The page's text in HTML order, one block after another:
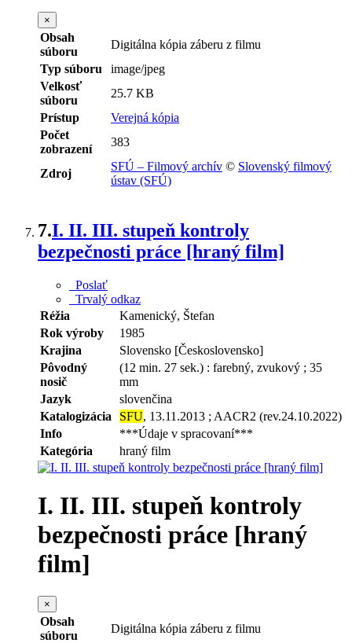
×
Obsah
súboru
Digitálna kópia záberu z filmu
Typ súboru
image/jpeg
Velkosť
súboru
25.7 KB
Prístup
Verejná kópia
Počet
zobrazení
383
Zdroj
SFÚ – Filmový archív © Slovenský filmový
ústav (SFÚ)
7.I. II. III. stupeň kontroly
bezpečnosti práce [hraný film]
Poslať
Trvalý odkaz
Réžia
Kamenický, Štefan
Rok výroby
1985
Krajina
Slovensko [Československo]
Pôvodný
nosič
(12 min. 27 sek.) : farebný, zvukový ; 35
mm
Jazyk
slovenčina
Katalogizácia
SFU, 13.11.2013 ; AACR2 (rev.24.10.2022)
Info
***Údaje v spracovaní***
Kategória
hraný film
I. II. III. stupeň kontroly
bezpečnosti práce [hraný
film]
×
Obsah
súboru
Digitálna kópia záberu z filmu